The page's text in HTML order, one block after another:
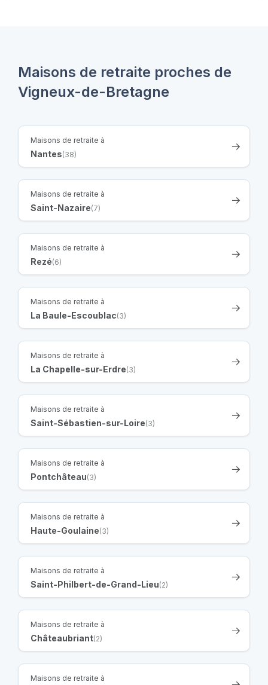
Maisons de retraite proches de
Vigneux-de-Bretagne
Maisons de retraite à
Nantes(38)
Maisons de retraite à
Saint-Nazaire(7)
Maisons de retraite à
Rezé(6)
Maisons de retraite à
La Baule-Escoublac(3)
Maisons de retraite à
La Chapelle-sur-Erdre(3)
Maisons de retraite à
Saint-Sébastien-sur-Loire(3)
Maisons de retraite à
Pontchâteau(3)
Maisons de retraite à
Haute-Goulaine(3)
Maisons de retraite à
Saint-Philbert-de-Grand-Lieu(2)
Maisons de retraite à
Châteaubriant(2)
Maisons de retraite à